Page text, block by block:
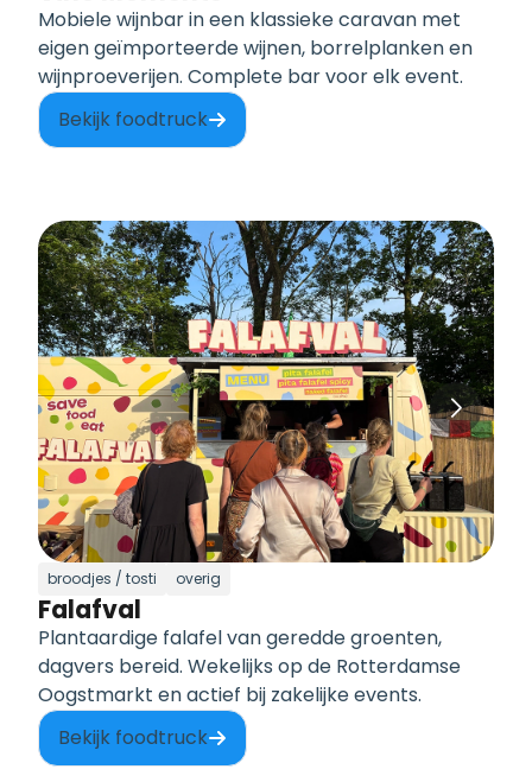
Mobiele wijnbar in een klassieke caravan met
eigen geïmporteerde wijnen, borrelplanken en
wijnproeverijen. Complete bar voor elk event.
Bekijk foodtruck
broodjes / tosti overig
Falafval
Plantaardige falafel van geredde groenten,
dagvers bereid. Wekelijks op de Rotterdamse
Oogstmarkt en actief bij zakelijke events.
Bekijk foodtruck